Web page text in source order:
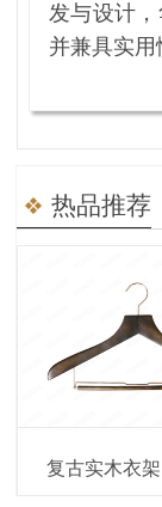
发与设计
并兼具实用
热品推荐
复古实木衣